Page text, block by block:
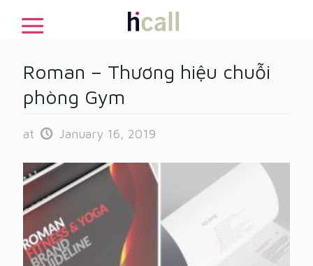
Roman – Thương hiệu chuỗi
phòng Gym
at January 16, 2019